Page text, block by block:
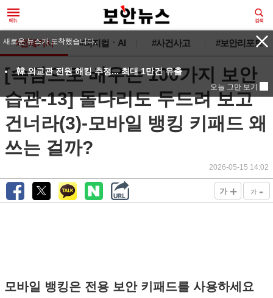
#전체기사 #피지컬ㆍAI #사건사고 #보안리포트
[속담으로 배우는 100가지 보안
습관-13] 돌다리도 두드려 보고
건너라(3)-모바일 뱅킹 키패드 왜
쓰는 걸까?
2026-05-15 14:02
가 + 가 -
모바일 뱅킹은 전용 보안 키패드를 사용하세요
새로운 뉴스가 도착했습니다.
韓 외교관 전원 해킹 추정... 최대 1만건 유출
오늘 그만 보기